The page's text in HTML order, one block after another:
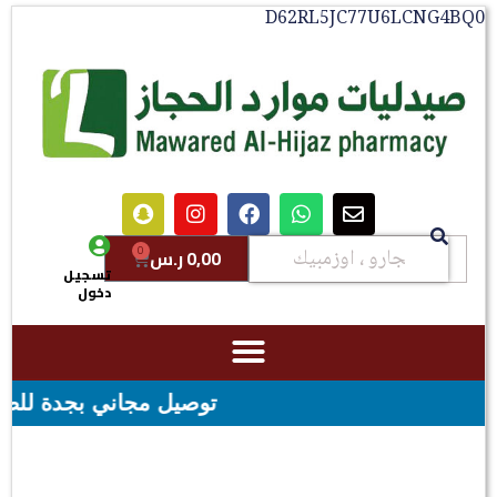
D62RL5JC77U6LCNG4BQ0
0,00ر.س 0
تسجيل
دخول
توصيل مجاني بجدة للطلبات فوق قيمه ال ١٠٠ ريال - شحن